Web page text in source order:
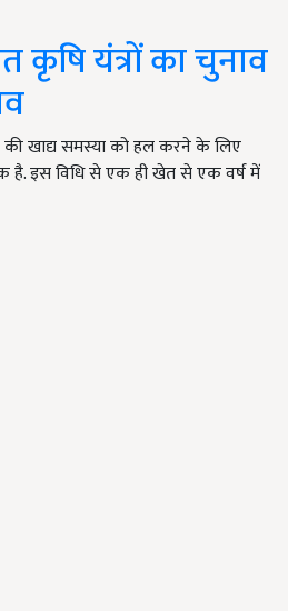
कृषि यंत्रों का चुनाव
खाद्य समस्या को हल करने के लिए
इस विधि से एक ही खेत से एक वर्ष में